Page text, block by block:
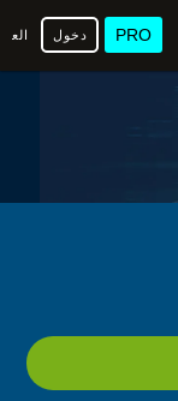
PRO دخول